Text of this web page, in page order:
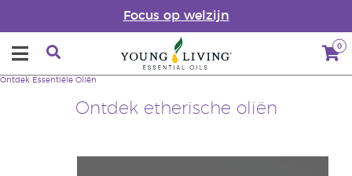
Focus op welzijn
0
Ontdek etherische oliën
Ontdek Essentiële Oliën